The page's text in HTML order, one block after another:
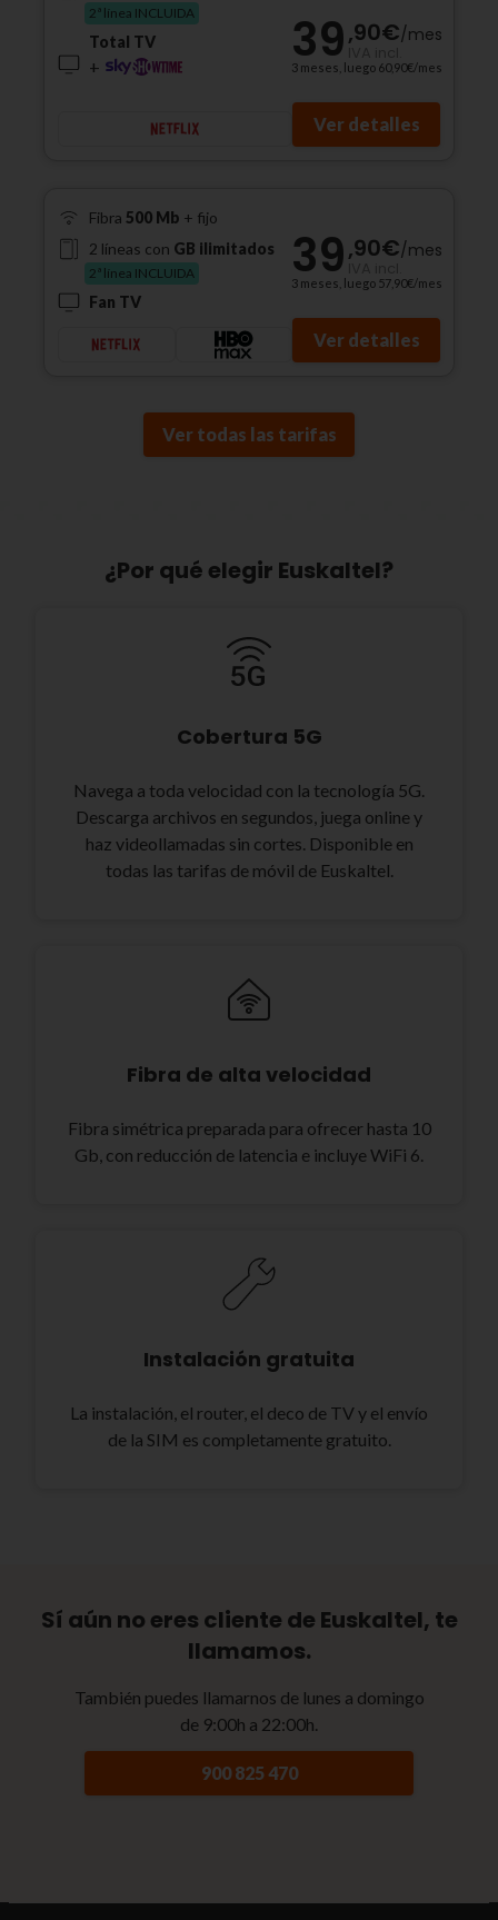
2ª línea INCLUIDA
Total TV
+ 39,90€/mes
3 meses, luego 60,90€/mes
Ver detalles
Fibra 500 Mb + fijo
2 líneas con GB ilimitados
2ª línea INCLUIDA
Fan TV
39,90€/mes
3 meses, luego 57,90€/mes
Ver detalles
Ver todas las tarifas
¿Por qué elegir Euskaltel?
Cobertura 5G
Navega a toda velocidad con la tecnología 5G.
Descarga archivos en segundos, juega online y
haz videollamadas sin cortes. Disponible en
todas las tarifas de móvil de Euskaltel.
Fibra de alta velocidad
Fibra simétrica preparada para ofrecer hasta 10
Gb, con reducción de latencia e incluye WiFi 6.
Instalación gratuita
La instalación, el router, el deco de TV y el envío
de la SIM es completamente gratuito.
Sí aún no eres cliente de Euskaltel, te
llamamos.
También puedes llamarnos de lunes a domingo
de 9:00h a 22:00h.
900 825 470